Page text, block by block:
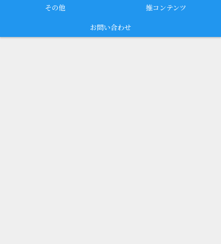
その他
推コンテンツ
お問い合わせ